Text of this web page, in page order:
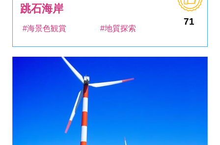
跳石海岸
71
#海景色観賞 #地質探索